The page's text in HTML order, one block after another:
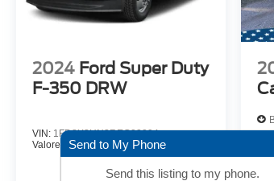
2024 Ford Super Duty
F-350 DRW
VIN: 1FD8X3HN3REG02094
Valores:24PT2493Modelo:X3H
Send to My Phone
Send this listing to my phone.